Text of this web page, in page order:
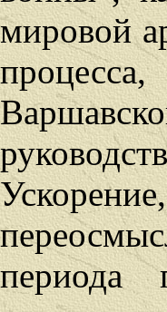
мировой
процесса,
периода